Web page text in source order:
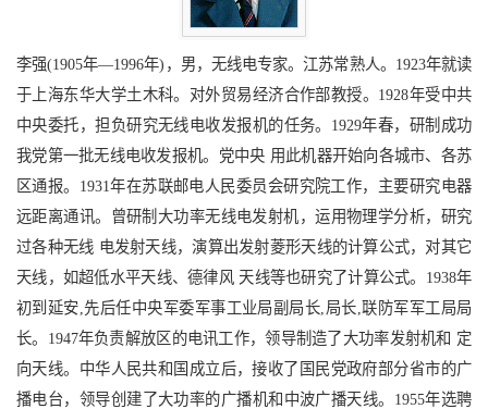
李强(1905年—1996年)，男，无线电专家。江苏常熟人。1923年就读
于上海东华大学土木科。对外贸易经济合作部教授。1928年受中共
中央委托，担负研究无线电收发报机的任务。1929年春，研制成功
我党第一批无线电收发报机。党中央 用此机器开始向各城市、各苏
区通报。1931年在苏联邮电人民委员会研究院工作，主要研究电器
远距离通讯。曾研制大功率无线电发射机，运用物理学分析，研究
过各种无线 电发射天线，演算出发射菱形天线的计算公式，对其它
天线，如超低水平天线、德律风 天线等也研究了计算公式。1938年
初到延安,先后任中央军委军事工业局副局长,局长,联防军军工局局
长。1947年负责解放区的电讯工作，领导制造了大功率发射机和 定
向天线。中华人民共和国成立后，接收了国民党政府部分省市的广
播电台，领导创建了大功率的广播机和中波广播天线。1955年选聘